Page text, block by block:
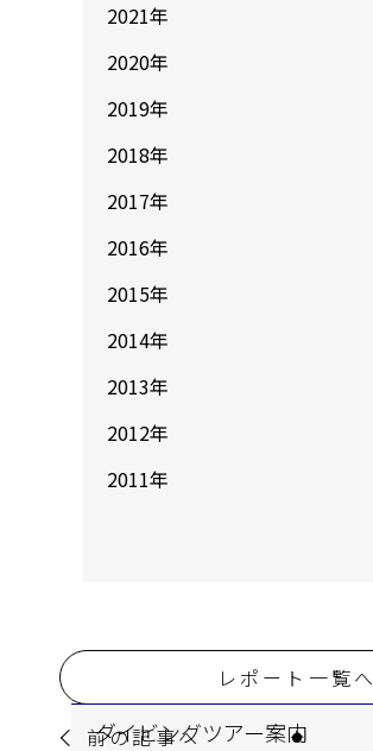
2021年
2020年
2019年
2018年
2017年
2016年
2015年
2014年
2013年
2012年
2011年
前の記事へ
レポート一覧へ
ダイビングツアー案内